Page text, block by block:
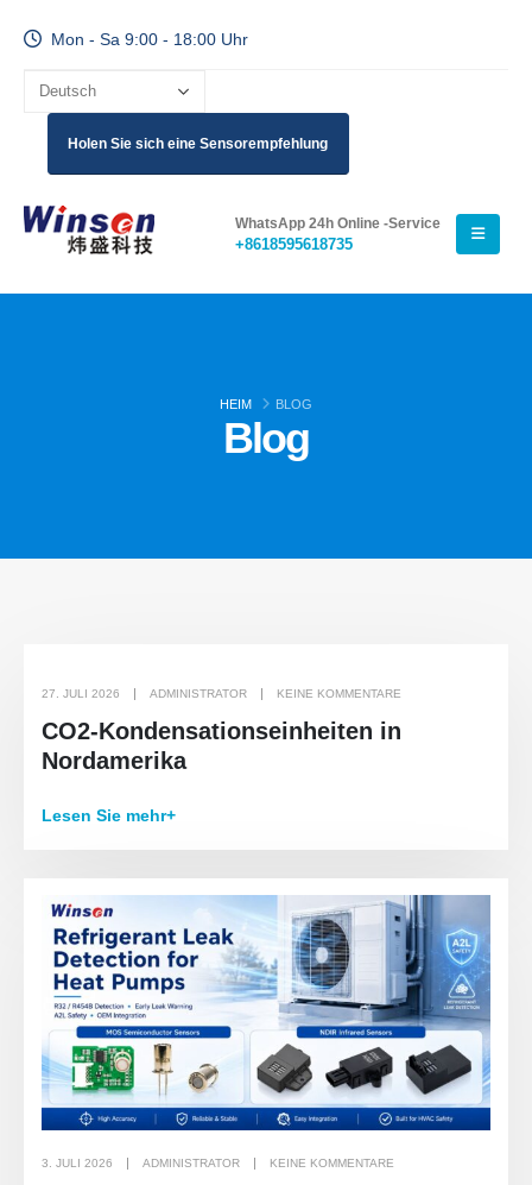
Mon - Sa 9:00 - 18:00 Uhr
Holen Sie sich eine Sensorempfehlung
WhatsApp 24h Online -Service
+8618595618735
HEIM BLOG
Blog
27. JULI 2026 ADMINISTRATOR KEINE KOMMENTARE
CO2-Kondensationseinheiten in
Nordamerika
Lesen Sie mehr+
3. JULI 2026 ADMINISTRATOR KEINE KOMMENTARE